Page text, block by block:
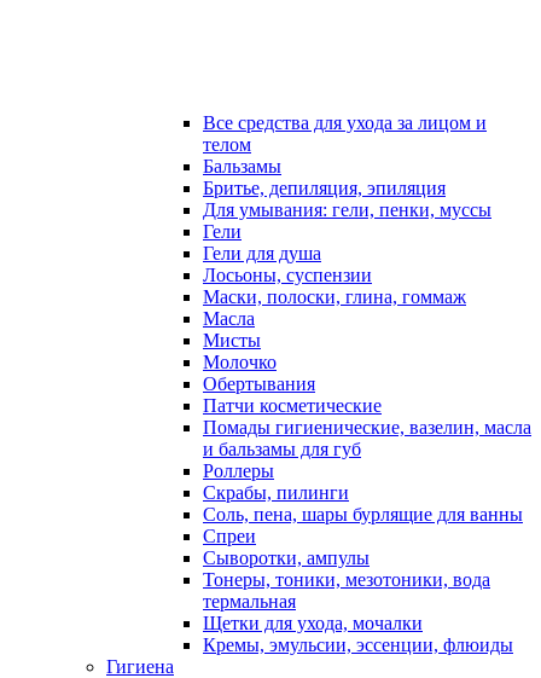
Все средства для ухода за лицом и
телом
Бальзамы
Бритье, депиляция, эпиляция
Для умывания: гели, пенки, муссы
Гели
Гели для душа
Лосьоны, суспензии
Маски, полоски, глина, гоммаж
Масла
Мисты
Молочко
Обертывания
Патчи косметические
Помады гигиенические, вазелин, масла
и бальзамы для губ
Роллеры
Скрабы, пилинги
Соль, пена, шары бурлящие для ванны
Спреи
Сыворотки, ампулы
Тонеры, тоники, мезотоники, вода
термальная
Щетки для ухода, мочалки
Кремы, эмульсии, эссенции, флюиды
Гигиена